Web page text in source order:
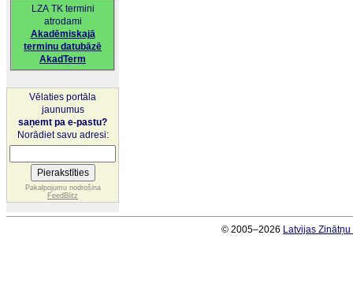
LZA TK termini
atrodami
Akadēmiskajā
terminu datubāzē
AkadTerm
Vēlaties portāla
jaunumus
saņemt pa e-pastu?
Norādiet savu adresi:
Pakalpojumu nodrošina
FeedBlitz
© 2005–2026 Latvijas